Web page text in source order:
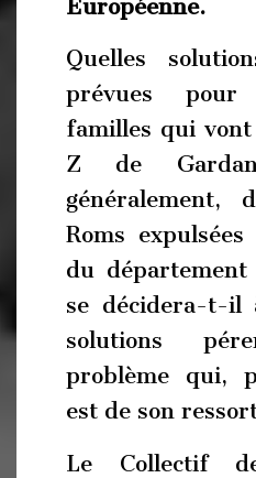
Européenne.
Quelles
prévues pour
familles qui
Z de
généralement,
Roms
du
se décidera-t-il
solutions
problème qui,
est de son
Le Collectif